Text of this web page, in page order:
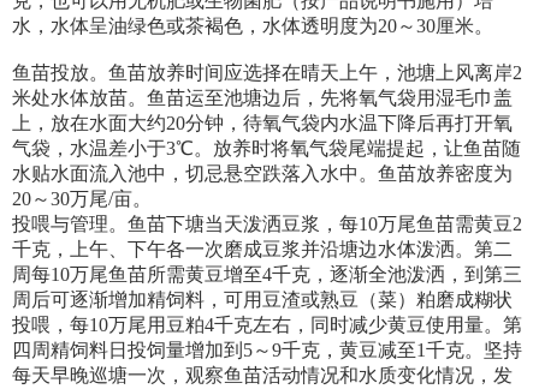
水，水体呈油绿色或茶褐色，水体透明度为20～30厘米。
鱼苗投放。鱼苗放养时间应选择在晴天上午，池塘上风离岸2
米处水体放苗。鱼苗运至池塘边后，先将氧气袋用湿毛巾盖
上，放在水面大约20分钟，待氧气袋内水温下降后再打开氧
气袋，水温差小于3℃。放养时将氧气袋尾端提起，让鱼苗随
水贴水面流入池中，切忌悬空跌落入水中。鱼苗放养密度为
20～30万尾/亩。
投喂与管理。鱼苗下塘当天泼洒豆浆，每10万尾鱼苗需黄豆2
千克，上午、下午各一次磨成豆浆并沿塘边水体泼洒。第二
周每10万尾鱼苗所需黄豆增至4千克，逐渐全池泼洒，到第三
周后可逐渐增加精饲料，可用豆渣或熟豆（菜）粕磨成糊状
投喂，每10万尾用豆粕4千克左右，同时减少黄豆使用量。第
四周精饲料日投饲量增加到5～9千克，黄豆减至1千克。坚持
每天早晚巡塘一次，观察鱼苗活动情况和水质变化情况，发